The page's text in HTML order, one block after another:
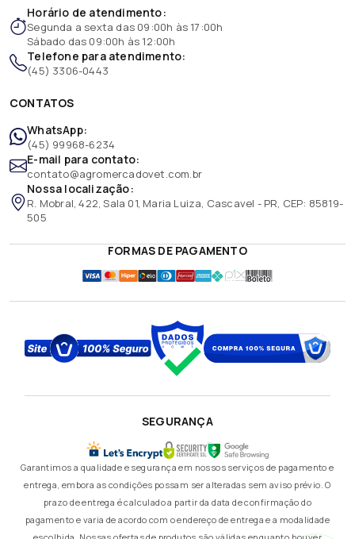
Horário de atendimento:
Segunda a sexta das 09:00h às 17:00h
Sábado das 09:00h às 12:00h
Telefone para atendimento:
(45) 3306-0443
CONTATOS
WhatsApp:
(45) 99968-6234
E-mail para contato:
contato@agromercadovet.com.br
Nossa localização:
R. Mobral, 422, Sala 01, Maria Luiza, Cascavel - PR, CEP: 85819-
505
FORMAS DE PAGAMENTO
SEGURANÇA
Garantimos a qualidade e segurança em nossos serviços de pagamento e
entrega, embora as condições possam ser alteradas sem aviso prévio. O
prazo de entrega é calculado a partir da data de confirmação do
pagamento e varia de acordo com o endereço de entrega e a modalidade